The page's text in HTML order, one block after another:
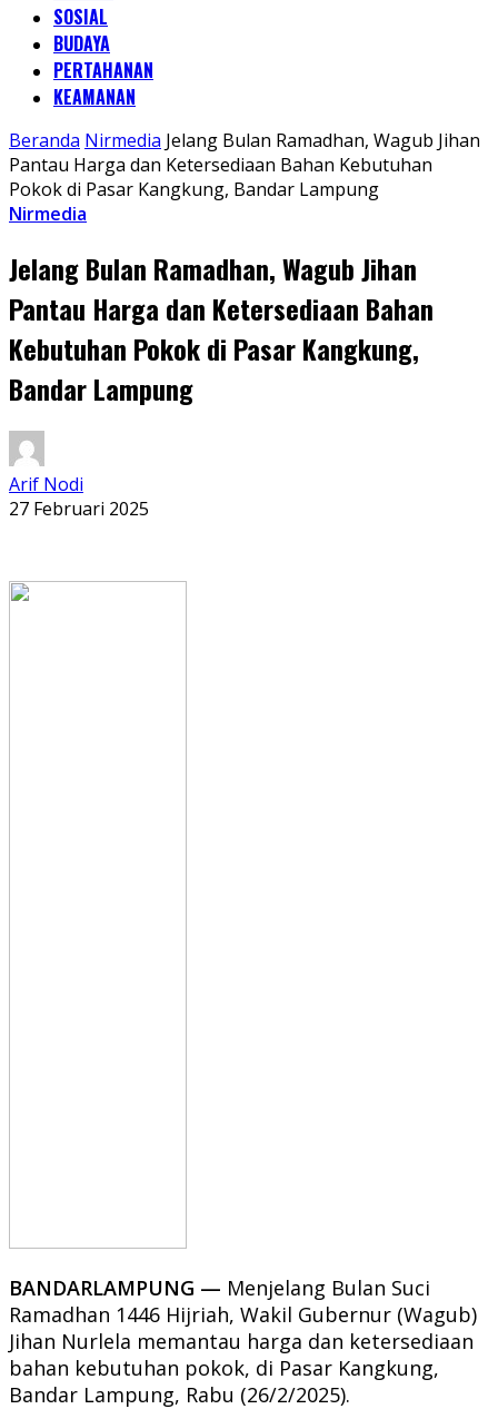
SOSIAL
BUDAYA
PERTAHANAN
KEAMANAN
Beranda Nirmedia Jelang Bulan Ramadhan, Wagub Jihan
Pantau Harga dan Ketersediaan Bahan Kebutuhan
Pokok di Pasar Kangkung, Bandar Lampung
Nirmedia
Jelang Bulan Ramadhan, Wagub Jihan
Pantau Harga dan Ketersediaan Bahan
Kebutuhan Pokok di Pasar Kangkung,
Bandar Lampung
Arif Nodi
27 Februari 2025
BANDARLAMPUNG — Menjelang Bulan Suci
Ramadhan 1446 Hijriah, Wakil Gubernur (Wagub)
Jihan Nurlela memantau harga dan ketersediaan
bahan kebutuhan pokok, di Pasar Kangkung,
Bandar Lampung, Rabu (26/2/2025).